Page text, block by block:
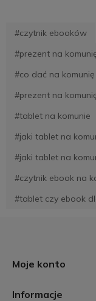
#czytnik ebooków
#prezent na
#co dać na komunię
#prezent na
#tablet na komunie
#jaki tablet na
#jaki tablet na
#czytnik ebook na
#tablet czy ebook
Moje konto
Informacje